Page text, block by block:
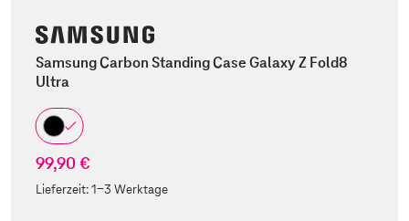
Samsung Carbon Standing Case Galaxy Z Fold8
Ultra
99,90 €
Lieferzeit:1-3 Werktage